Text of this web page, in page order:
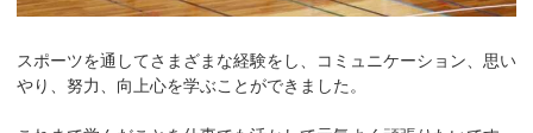
スポーツを通してさまざまな経験をし、コミュニケーション、思い
やり、努力、向上心を学ぶことができました。